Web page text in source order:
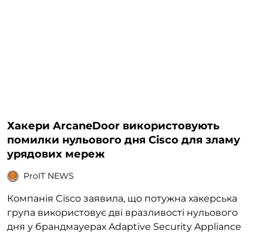
Хакери ArcaneDoor використовують
помилки нульового дня Cisco для зламу
урядових мереж
ProIT NEWS
Компанія Cisco заявила, що потужна хакерська
група використовує дві вразливості нульового
дня у брандмауерах Adaptive Security Appliance